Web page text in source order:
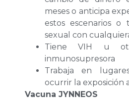
meses o anticipa
estos escenarios o
sexual con
Tiene VIH u
inmunosupresora
Trabaja en
ocurrir la exposición
Vacuna JYNNEOS